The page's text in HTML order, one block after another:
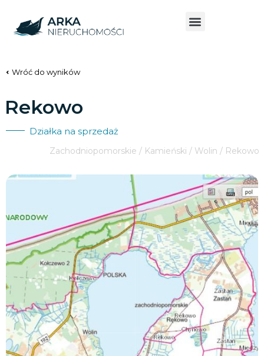
Wróć do wyników
Rekowo
Działka na sprzedaż
Zachodniopomorskie / Kamieński / Wolin / Rekowo